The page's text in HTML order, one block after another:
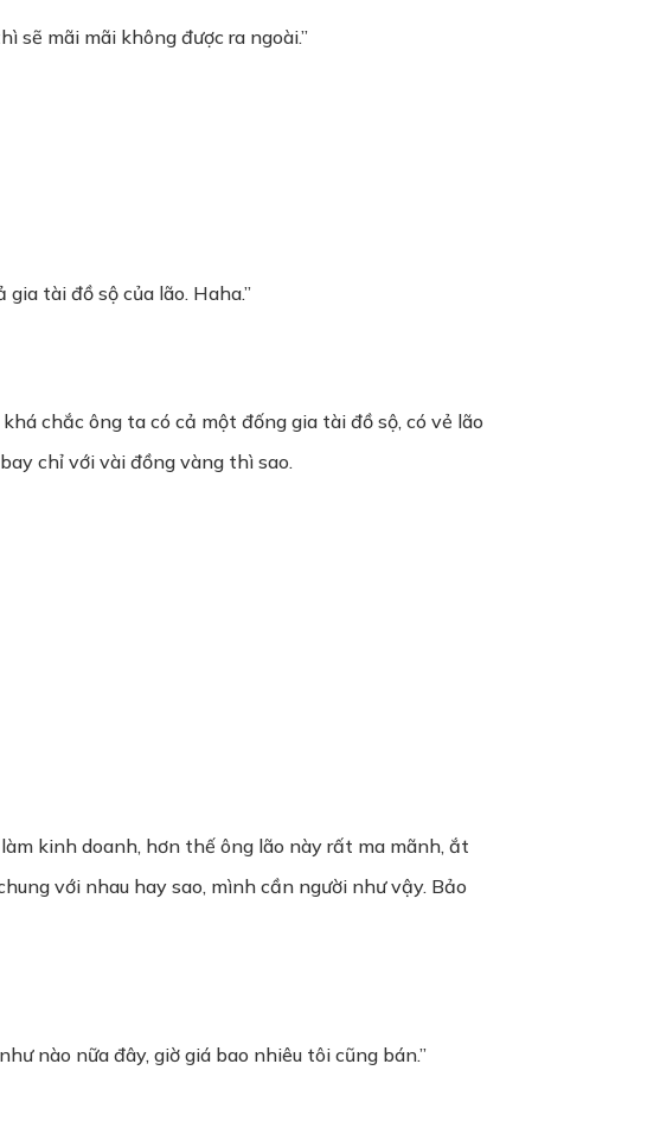
sẽ mãi mãi không được ra ngoài.”
tài đồ sộ của lão. Haha.”
chắc ông ta có cả một đống gia tài đồ sộ, có vẻ lão
chỉ với vài đồng vàng thì sao.
kinh doanh, hơn thế ông lão này rất ma mãnh, ắt
với nhau hay sao, mình cần người như vậy. Bảo
nào nữa đây, giờ giá bao nhiêu tôi cũng bán.”